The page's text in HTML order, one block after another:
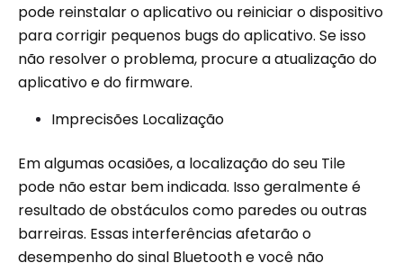
pode reinstalar o aplicativo ou reiniciar o dispositivo
para corrigir pequenos bugs do aplicativo. Se isso
não resolver o problema, procure a atualização do
aplicativo e do firmware.
Imprecisões Localização
Em algumas ocasiões, a localização do seu Tile
pode não estar bem indicada. Isso geralmente é
resultado de obstáculos como paredes ou outras
barreiras. Essas interferências afetarão o
desempenho do sinal Bluetooth e você não